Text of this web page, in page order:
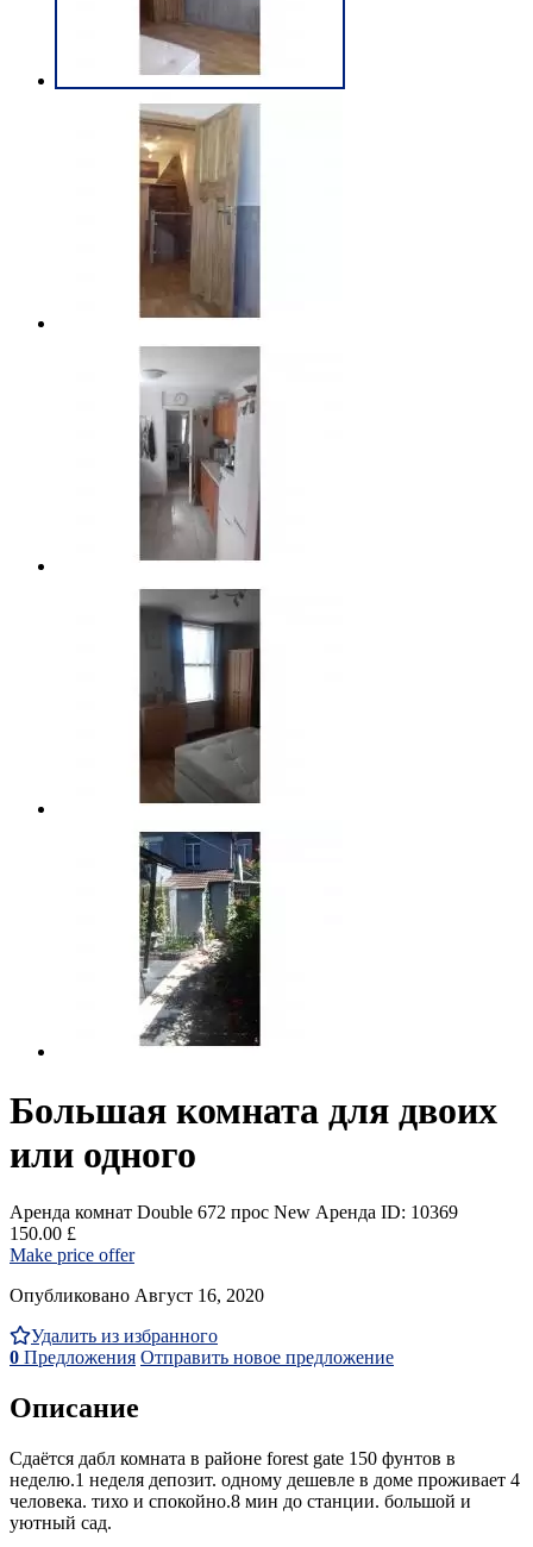
Большая комната для двоих
или одного
Аренда комнат Double 672 прос New Аренда ID: 10369
150.00 £
Make price offer
Опубликовано Август 16, 2020
Удалить из избранного
0 Предложения Отправить новое предложение
Описание
Сдаётся дабл комната в районе forest gate 150 фунтов в
неделю.1 неделя депозит. одному дешевле в доме проживает 4
человека. тихо и спокойно.8 мин до станции. большой и
уютный сад.